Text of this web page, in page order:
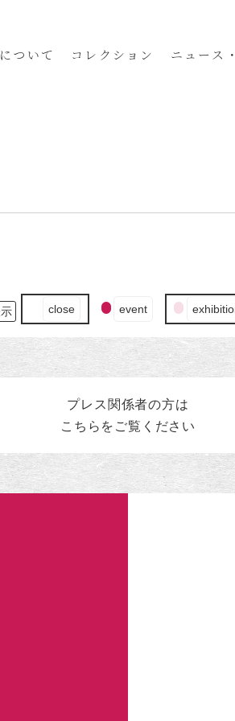
について コレクション ニュース
ン
ト
ー
close event
プレス関係者の方は
こちらをご覧ください